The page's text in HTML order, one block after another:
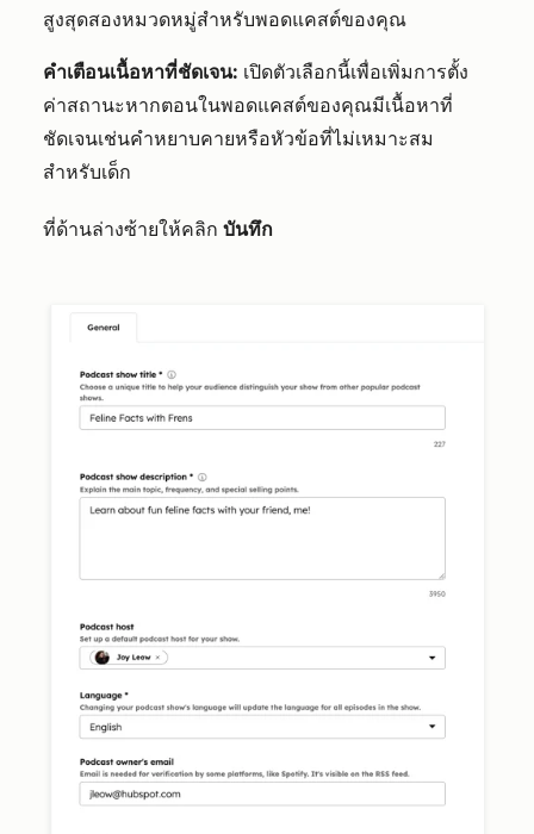
สูงสุดสองหมวดหมู่สำหรับพอดแคสต์ของคุณ
คำเตือนเนื้อหาที่ชัดเจน: เปิดตัวเลือกนี้เพื่อเพิ่มการตั้ง
ค่าสถานะหากตอนในพอดแคสต์ของคุณมีเนื้อหาที่
ชัดเจนเช่นคำหยาบคายหรือหัวข้อที่ไม่เหมาะสม
สำหรับเด็ก
ที่ด้านล่างซ้ายให้คลิก บันทึก